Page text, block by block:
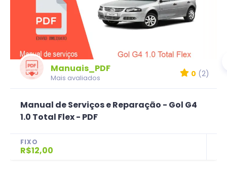
Manuais_PDF
Mais avaliados 0 (2)
Manual de Serviços e Reparação - Gol G4
1.0 Total Flex - PDF
FIXO
R$12,00